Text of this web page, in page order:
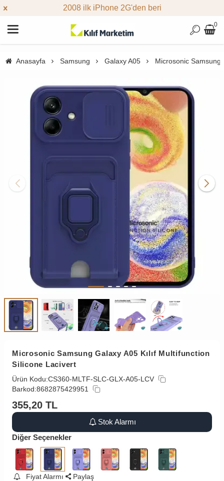
2008 ilk iPhone 2G'den beri
0
Anasayfa Samsung Galaxy A05 Microsonic Samsung
Microsonic Samsung Galaxy A05 Kılıf Multifunction
Silicone Lacivert
Ürün Kodu:CS360-MLTF-SLC-GLX-A05-LCV
Barkod:8682875429951
355,20 TL
Stok Alarmı
Diğer Seçenekler
Fiyat Alarmı Paylaş